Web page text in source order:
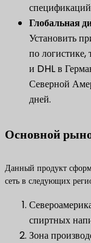
Глобальная
Установить
по
и DHL в
Северной
дней.
Основной
Данный продукт
сеть в следующих
спиртных
Зона